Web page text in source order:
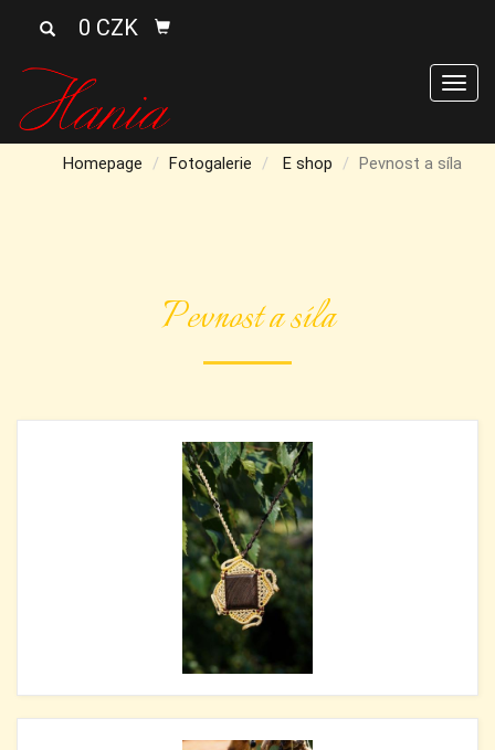
0 CZK
Homepage Fotogalerie E shop Pevnost a síla
Pevnost a síla